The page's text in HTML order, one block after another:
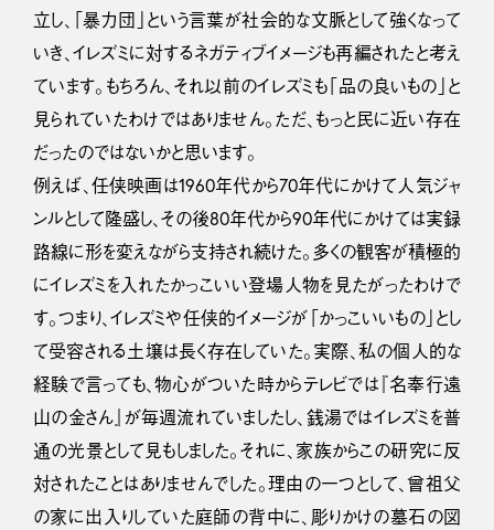
立し、「暴力団」という言葉が社会的な文脈として強くなって
いき、イレズミに対するネガティブイメージも再編されたと考え
ています。もちろん、それ以前のイレズミも「品の良いもの」と
見られていたわけではありません。ただ、もっと民に近い存在
だったのではないかと思います。
例えば、任侠映画は1960年代から70年代にかけて人気ジャ
ンルとして隆盛し、その後80年代から90年代にかけては実録
路線に形を変えながら支持され続けた。多くの観客が積極的
にイレズミを入れたかっこいい登場人物を見たがったわけで
す。つまり、イレズミや任侠的イメージが「かっこいいもの」とし
て受容される土壌は長く存在していた。実際、私の個人的な
経験で言っても、物心がついた時からテレビでは『名奉行遠
山の金さん』が毎週流れていましたし、銭湯ではイレズミを普
通の光景として見もしました。それに、家族からこの研究に反
対されたことはありませんでした。理由の一つとして、曾祖父
の家に出入りしていた庭師の背中に、彫りかけの墓石の図